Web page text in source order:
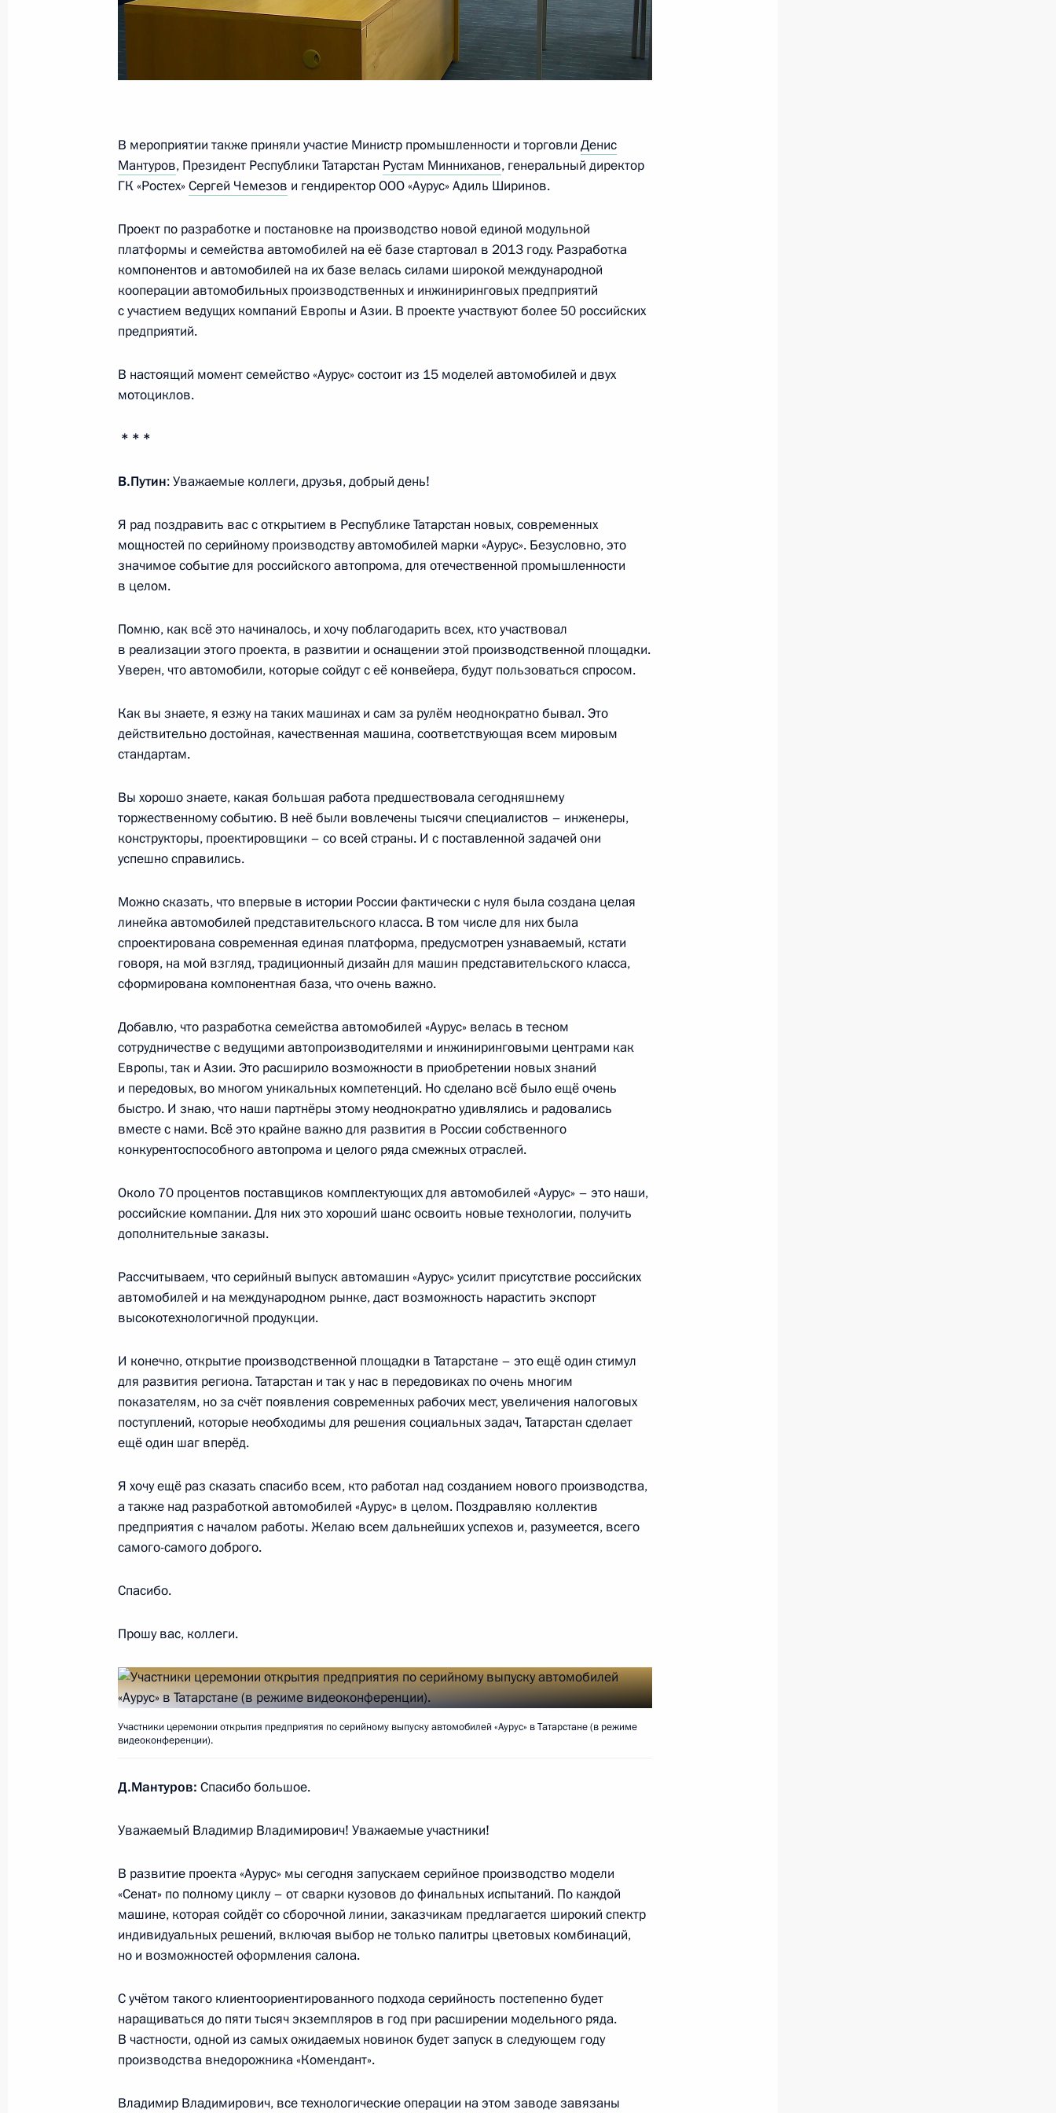
Заседание комиссии Госсовета по направлению
Уточнены полномочия органов госвласти в области сохранения,
объектов культурного наследия в акваториях внутренних морских
вод и территориального моря Российской Федерации
11 июня 2021 года, 16:00
гражданство Украины лиц, признанных гражданами России
в связи с принятием в Российскую Федерацию Республики Крым
государственной национальной политики до 2025 года
9 июня 2021 года, 18:00
и Транссибирской магистралей на территориях СФО и ДФО
5 июня 2021 года, 16:30
Открытие предприятия по серийному выпуску автомобилей
«Аурус»
Анатолий Серышев принял участие во всероссийском казачьем
20 мая 2021 года, 14:00
Совещание по реализации отдельных положений Послания
19 мая 2021 года, 14:30
Рабочая встреча с губернатором Омской области Александром
Бурковым
12 мая 2021 года, 14:30
Рабочая встреча с губернатором Красноярского края
Александром Уссом
11 мая 2021 года, 12:00
Владимир Путин осмотрел станцию скорой медицинской помощи
28 апреля 2021 года, 14:00
Встреча с губернатором Санкт-Петербурга Александром
Поездка в Санкт-Петербург
27 − 28 апреля 2021 года
эффективности деятельности органов исполнительной власти
Поездка в Саратовскую область
12 апреля 2021 года
Показать предыдущие материалы
В мероприятии также приняли участие Министр промышленности и торговли Денис
Мантуров, Президент Республики Татарстан Рустам Минниханов, генеральный директор
ГК «Ростех»Сергей Чемезов и гендиректор ООО «Аурус» Адиль Ширинов.
Проект по разработке и постановке на производство новой единой модульной
платформы и семейства автомобилей на её базе стартовал в 2013 году. Разработка
компонентов и автомобилей на их базе велась силами широкой международной
кооперации автомобильных производственных и инжиниринговых предприятий
с участием ведущих компаний Европы и Азии. В проекте участвуют более 50 российских
предприятий.
В настоящий момент семейство «Аурус» состоит из 15 моделей автомобилей и двух
мотоциклов.
* * *
В.Путин: Уважаемые коллеги, друзья, добрый день!
Я рад поздравить вас с открытием в Республике Татарстан новых, современных
мощностей по серийному производству автомобилей марки «Аурус». Безусловно, это
значимое событие для российского автопрома, для отечественной промышленности
в целом.
Помню, как всё это начиналось, и хочу поблагодарить всех, кто участвовал
в реализации этого проекта, в развитии и оснащении этой производственной площадки.
Уверен, что автомобили, которые сойдут с её конвейера, будут пользоваться спросом.
Как вы знаете, я езжу на таких машинах и сам за рулём неоднократно бывал. Это
действительно достойная, качественная машина, соответствующая всем мировым
стандартам.
Вы хорошо знаете, какая большая работа предшествовала сегодняшнему
торжественному событию. В неё были вовлечены тысячи специалистов – инженеры,
конструкторы, проектировщики – со всей страны. И с поставленной задачей они
успешно справились.
Можно сказать, что впервые в истории России фактически с нуля была создана целая
линейка автомобилей представительского класса. В том числе для них была
спроектирована современная единая платформа, предусмотрен узнаваемый, кстати
говоря, на мой взгляд, традиционный дизайн для машин представительского класса,
сформирована компонентная база, что очень важно.
Добавлю, что разработка семейства автомобилей «Аурус» велась в тесном
сотрудничестве с ведущими автопроизводителями и инжиниринговыми центрами как
Европы, так и Азии. Это расширило возможности в приобретении новых знаний
и передовых, во многом уникальных компетенций. Но сделано всё было ещё очень
быстро. И знаю, что наши партнёры этому неоднократно удивлялись и радовались
вместе с нами. Всё это крайне важно для развития в России собственного
конкурентоспособного автопрома и целого ряда смежных отраслей.
Около 70 процентов поставщиков комплектующих для автомобилей «Аурус» – это наши,
российские компании. Для них это хороший шанс освоить новые технологии, получить
дополнительные заказы.
Рассчитываем, что серийный выпуск автомашин «Аурус» усилит присутствие российских
автомобилей и на международном рынке, даст возможность нарастить экспорт
высокотехнологичной продукции.
И конечно, открытие производственной площадки в Татарстане – это ещё один стимул
для развития региона. Татарстан и так у нас в передовиках по очень многим
показателям, но за счёт появления современных рабочих мест, увеличения налоговых
поступлений, которые необходимы для решения социальных задач, Татарстан сделает
ещё один шаг вперёд.
Я хочу ещё раз сказать спасибо всем, кто работал над созданием нового производства,
а также над разработкой автомобилей «Аурус» в целом. Поздравляю коллектив
предприятия с началом работы. Желаю всем дальнейших успехов и, разумеется, всего
самого-самого доброго.
Спасибо.
Прошу вас, коллеги.
Участники церемонии открытия предприятия по серийному выпуску автомобилей «Аурус» в Татарстане (в режиме
видеоконференции).
Д.Мантуров: Спасибо большое.
Уважаемый Владимир Владимирович! Уважаемые участники!
В развитие проекта «Аурус» мы сегодня запускаем серийное производство модели
«Сенат» по полному циклу – от сварки кузовов до финальных испытаний. По каждой
машине, которая сойдёт со сборочной линии, заказчикам предлагается широкий спектр
индивидуальных решений, включая выбор не только палитры цветовых комбинаций,
но и возможностей оформления салона.
С учётом такого клиентоориентированного подхода серийность постепенно будет
наращиваться до пяти тысяч экземпляров в год при расширении модельного ряда.
В частности, одной из самых ожидаемых новинок будет запуск в следующем году
производства внедорожника «Комендант».
Владимир Владимирович, все технологические операции на этом заводе завязаны